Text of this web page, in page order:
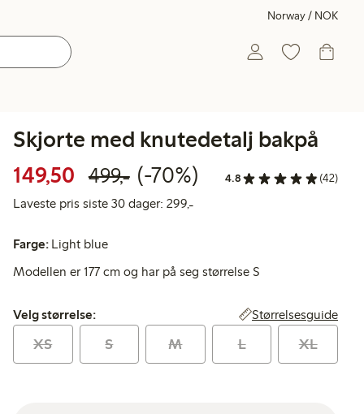
Norway / NOK
Skjorte med knutedetalj bakpå
149,50 Rabattert pris: 149,50 kr
499,-Vanlig pris: 499,00 kr
70% rabatt
(-70%) 4.8 (42)
Laveste pris siste 30 dager: 299,-Laveste pris siste 30 dager:
Farge: Light blue
Modellen er 177 cm og har på seg størrelse S
Velg størrelse:
Velg størrelse: Størrelsesguide
XS S M L XL